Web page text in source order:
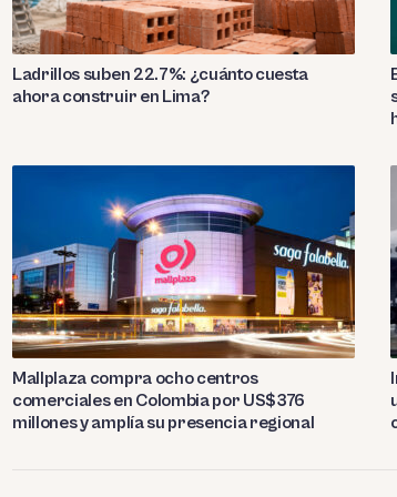
Ladrillos suben 22.7%: ¿cuánto cuesta
ahora construir en Lima?
Mallplaza compra ocho centros
comerciales en Colombia por US$376
millones y amplía su presencia regional